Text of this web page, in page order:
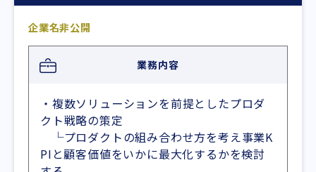
企業名非公開
業務内容
・複数ソリューションを前提としたプロダ
クト戦略の策定
└プロダクトの組み合わせ方を考え事業K
PIと顧客価値をいかに最大化するかを検討